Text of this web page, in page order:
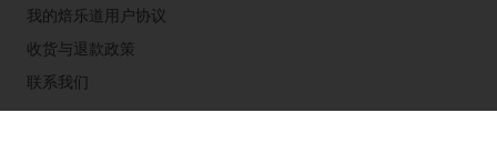
我的焙乐道用户协议
收货与退款政策
联系我们